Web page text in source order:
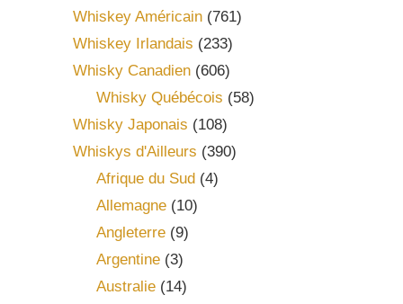
Whiskey Américain (761)
Whiskey Irlandais (233)
Whisky Canadien (606)
Whisky Québécois (58)
Whisky Japonais (108)
Whiskys d'Ailleurs (390)
Afrique du Sud (4)
Allemagne(10)
Angleterre(9)
Argentine(3)
Australie(14)